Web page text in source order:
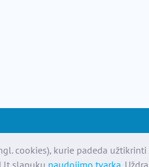
cookies), kurie padeda užtikrinti
slapukų naudojimo tvarka .